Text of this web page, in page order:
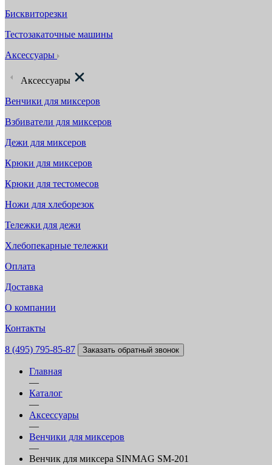
Бисквиторезки
Тестозакаточные машины
Аксессуары
Аксессуары
Венчики для миксеров
Взбиватели для миксеров
Дежи для миксеров
Крюки для миксеров
Крюки для тестомесов
Ножи для хлеборезок
Тележки для дежи
Хлебопекарные тележки
Оплата
Доставка
О компании
Контакты
8 (495) 795-85-87 Заказать обратный звонок
Главная
—
Каталог
—
Аксессуары
—
Венчики для миксеров
—
Венчик для миксера SINMAG SM-201